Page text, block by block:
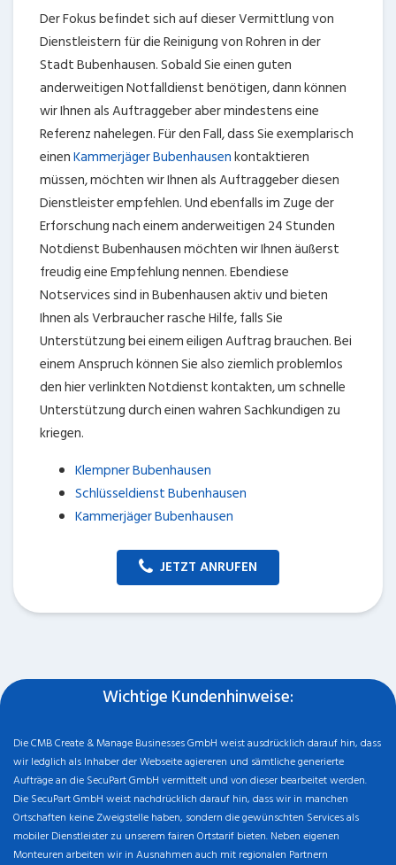
Der Fokus befindet sich auf dieser Vermittlung von
Dienstleistern für die Reinigung von Rohren in der
Stadt Bubenhausen. Sobald Sie einen guten
anderweitigen Notfalldienst benötigen, dann können
wir Ihnen als Auftraggeber aber mindestens eine
Referenz nahelegen. Für den Fall, dass Sie exemplarisch
einenKammerjäger Bubenhausenkontaktieren
müssen, möchten wir Ihnen als Auftraggeber diesen
Dienstleister empfehlen. Und ebenfalls im Zuge der
Erforschung nach einem anderweitigen 24 Stunden
Notdienst Bubenhausen möchten wir Ihnen äußerst
freudig eine Empfehlung nennen. Ebendiese
Notservices sind in Bubenhausen aktiv und bieten
Ihnen als Verbraucher rasche Hilfe, falls Sie
Unterstützung bei einem eiligen Auftrag brauchen. Bei
einem Anspruch können Sie also ziemlich problemlos
den hier verlinkten Notdienst kontakten, um schnelle
Unterstützung durch einen wahren Sachkundigen zu
kriegen.
Klempner Bubenhausen
Schlüsseldienst Bubenhausen
Kammerjäger Bubenhausen
JETZT ANRUFEN
Wichtige Kundenhinweise:
Die CMB Create & Manage Businesses GmbH weist ausdrücklich darauf hin, dass
wir ledglich als Inhaber der Webseite agiereren und sämtliche generierte
Aufträge an die SecuPart GmbH vermittelt und von dieser bearbeitet werden.
Die SecuPart GmbH weist nachdrücklich darauf hin, dass wir in manchen
Ortschaften keine Zweigstelle haben, sondern die gewünschten Services als
mobiler Dienstleister zu unserem fairen Ortstarif bieten. Neben eigenen
Monteuren arbeiten wir in Ausnahmen auch mit regionalen Partnern